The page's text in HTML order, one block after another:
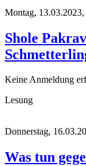
Montag,
Shole
Keine Anmeldung
Lesung
Donnerstag,
Was tun